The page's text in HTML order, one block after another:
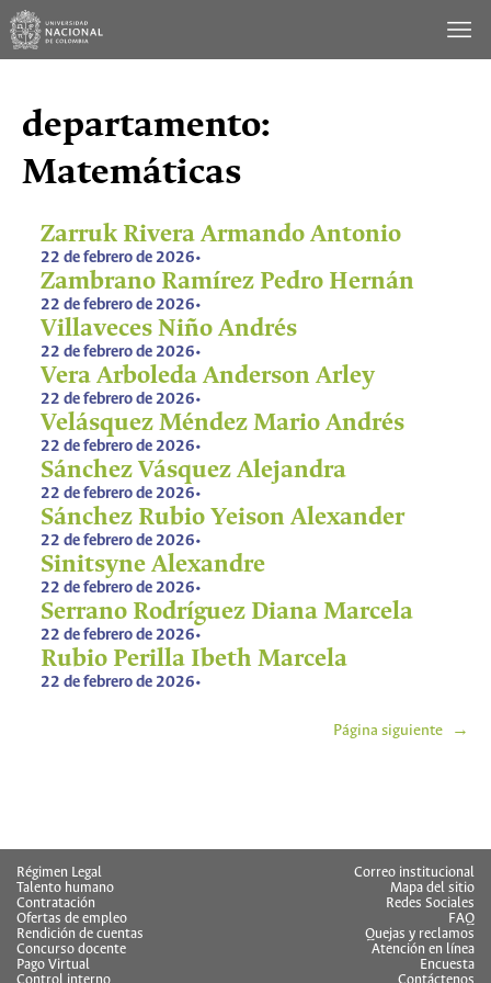
Saltar
contenido
departamento:
Matemáticas
Zarruk Rivera Armando Antonio
22 de febrero de 2026•
Zambrano Ramírez Pedro Hernán
22 de febrero de 2026•
Villaveces Niño Andrés
22 de febrero de 2026•
Vera Arboleda Anderson Arley
22 de febrero de 2026•
Velásquez Méndez Mario Andrés
22 de febrero de 2026•
Sánchez Vásquez Alejandra
22 de febrero de 2026•
Sánchez Rubio Yeison Alexander
22 de febrero de 2026•
Sinitsyne Alexandre
22 de febrero de 2026•
Serrano Rodríguez Diana Marcela
22 de febrero de 2026•
Rubio Perilla Ibeth Marcela
22 de febrero de 2026•
Página siguiente →
Régimen Legal
Talento humano
Contratación
Ofertas de empleo
Rendición de cuentas
Concurso docente
Pago Virtual
Correo institucional
Mapa del sitio
Redes Sociales
FAQ
Quejas y reclamos
Atención en línea
Encuesta